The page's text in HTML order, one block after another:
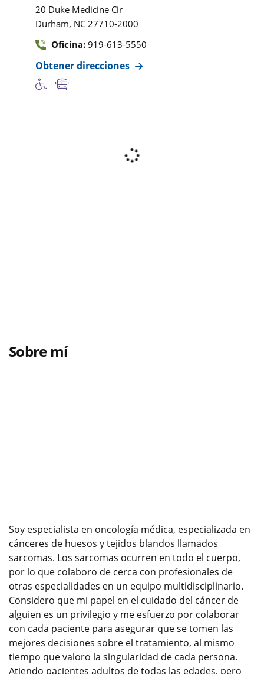
20 Duke Medicine Cir
Durham, NC 27710-2000
Oficina: 919-613-5550
Obtener direcciones
Sobre mí
Soy especialista en oncología médica, especializada en
cánceres de huesos y tejidos blandos llamados
sarcomas. Los sarcomas ocurren en todo el cuerpo,
por lo que colaboro de cerca con profesionales de
otras especialidades en un equipo multidisciplinario.
Considero que mi papel en el cuidado del cáncer de
alguien es un privilegio y me esfuerzo por colaborar
con cada paciente para asegurar que se tomen las
mejores decisiones sobre el tratamiento, al mismo
tiempo que valoro la singularidad de cada persona.
Atiendo pacientes adultos de todas las edades, pero